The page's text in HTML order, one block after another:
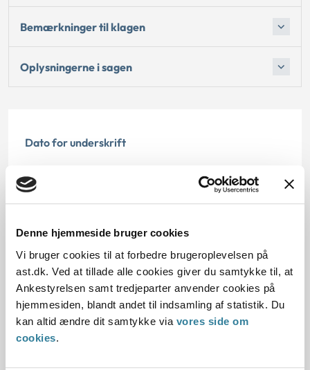
Denne hjemmeside bruger cookies
Vi bruger cookies til at forbedre brugeroplevelsen på
ast.dk. Ved at tillade alle cookies giver du samtykke til, at
Ankestyrelsen samt tredjeparter anvender cookies på
hjemmesiden, blandt andet til indsamling af statistik. Du
kan altid ændre dit samtykke via vores side om
cookies.
Bemærkninger til klagen
Oplysningerne i sagen
Dato for underskrift
15.08.2012
Offentliggørelsesdato
10.07.2013
Paragraf
§ 40a § 40 § 28
Journalnummer